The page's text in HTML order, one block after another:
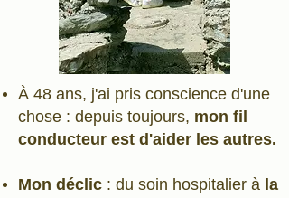
À 48 ans, j'ai pris conscience d'une
chose : depuis toujours, mon fil
conducteur est d'aider les autres.
Mon déclic : du soin hospitalier à la